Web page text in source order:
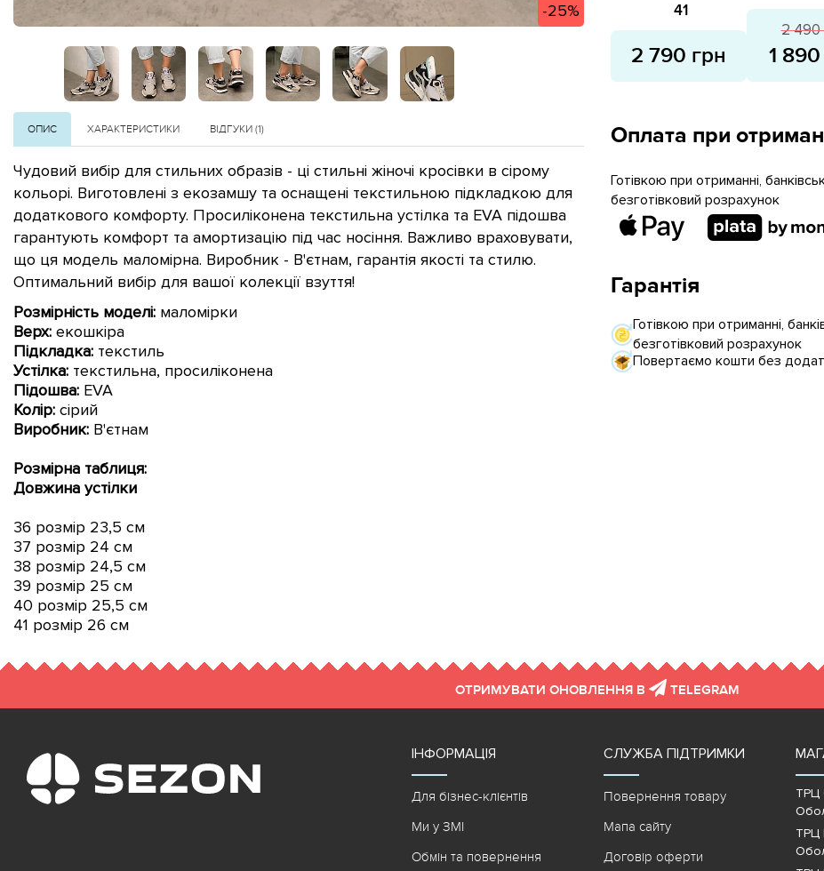
-25%
41
2 790 грн
2 490
1
Оплата при
Готівкою при отриманні,
безготівковий розрахунок
Гарантія
Готівкою при отриманні,
безготівковий розрахунок
Повертаємо кошти без
ОПИС ХАРАКТЕРИСТИКИ ВІДГУКИ (1)
Чудовий вибір для стильних образів - ці стильні жіночі кросівки в сірому
кольорі. Виготовлені з екозамшу та оснащені текстильною підкладкою для
додаткового комфорту. Просиліконена текстильна устілка та EVA підошва
гарантують комфорт та амортизацію під час носіння. Важливо враховувати,
що ця модель маломірна. Виробник - В'єтнам, гарантія якості та стилю.
Оптимальний вибір для вашої колекції взуття!
Розмірність моделі: маломірки
Верх: екошкіра
Підкладка: текстиль
Устілка: текстильна, просиліконена
Підошва: EVA
Колір: сірий
Виробник: В'єтнам
Розмірна таблиця:
Довжина устілки
36 розмір 23,5 см
37 розмір 24 см
38 розмір 24,5 см
39 розмір 25 см
40 розмір 25,5 см
41 розмір 26 см
ОТРИМУВАТИ ОНОВЛЕННЯ В TELEGRAM
ІНФОРМАЦІЯ
Для бізнес-клієнтів
Ми у ЗМІ
Обмін та повернення
СЛУЖБА ПІДТРИМКИ
Повернення товару
Мапа сайту
Договір оферти
ТРЦ
ТРЦ